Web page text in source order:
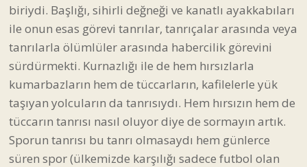
biriydi. Başlığı, sihirli değneği ve kanatlı ayakkabıları
ile onun esas görevi tanrılar, tanrıçalar arasında veya
tanrılarla ölümlüler arasında habercilik görevini
sürdürmekti. Kurnazlığı ile de hem hırsızlarla
kumarbazların hem de tüccarların, kafilelerle yük
taşıyan yolcuların da tanrısıydı. Hem hırsızın hem de
tüccarın tanrısı nasıl oluyor diye de sormayın artık.
Sporun tanrısı bu tanrı olmasaydı hem günlerce
süren spor (ülkemizde karşılığı sadece futbol olan